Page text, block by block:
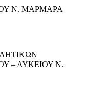
Ν. ΜΑΡΜΑΡΑ
– ΛΥΚΕΙΟΥ Ν.